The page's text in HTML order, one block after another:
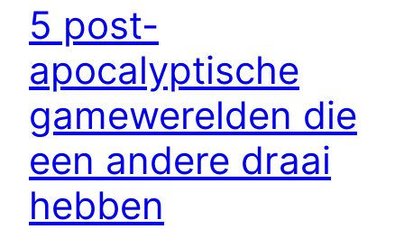
5 post-
apocalyptische
gamewerelden die
een andere draai
hebben